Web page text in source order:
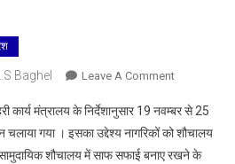
L.S Baghel Leave A CommentOn
निगम
आगरा
की
मंत्रालय के निर्देशानुसार 19 नवम्बर से 25
गया । इसका उद्देश्य नागरिकों को शौचालय
शौचालय में साफ सफाई बनाए रखने के